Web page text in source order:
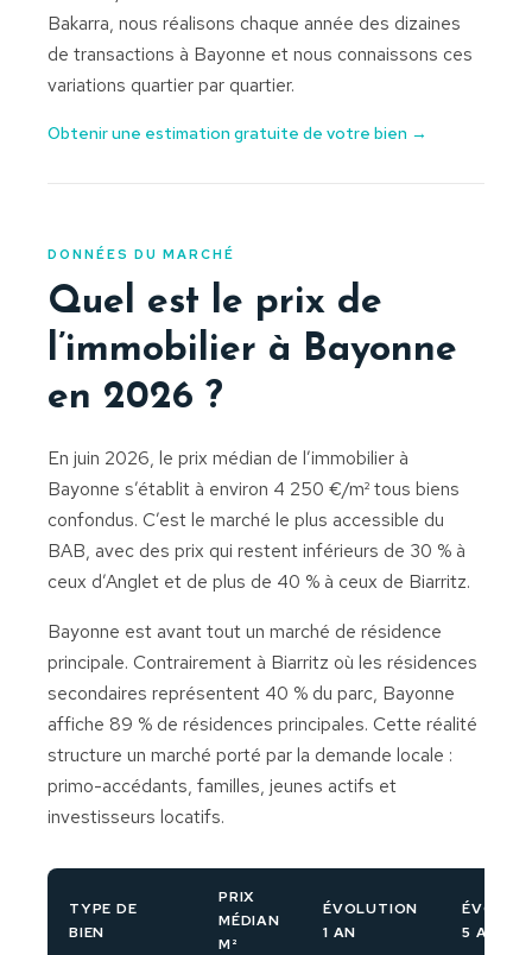
Bakarra, nous réalisons chaque année des dizaines
de transactions à Bayonne et nous connaissons ces
variations quartier par quartier.
Obtenir une estimation gratuite de votre bien →
DONNÉES DU MARCHÉ
Quel est le prix de
l’immobilier à Bayonne
en 2026 ?
En juin 2026, le prix médian de l’immobilier à
Bayonne s’établit à environ 4 250 €/m² tous biens
confondus. C’est le marché le plus accessible du
BAB, avec des prix qui restent inférieurs de 30 % à
ceux d’Anglet et de plus de 40 % à ceux de Biarritz.
Bayonne est avant tout un marché de résidence
principale. Contrairement à Biarritz où les résidences
secondaires représentent 40 % du parc, Bayonne
affiche 89 % de résidences principales. Cette réalité
structure un marché porté par la demande locale :
primo-accédants, familles, jeunes actifs et
investisseurs locatifs.
TYPE DE
BIEN
PRIX
MÉDIAN
M²
ÉVOLUTION
1 AN
5 ANS